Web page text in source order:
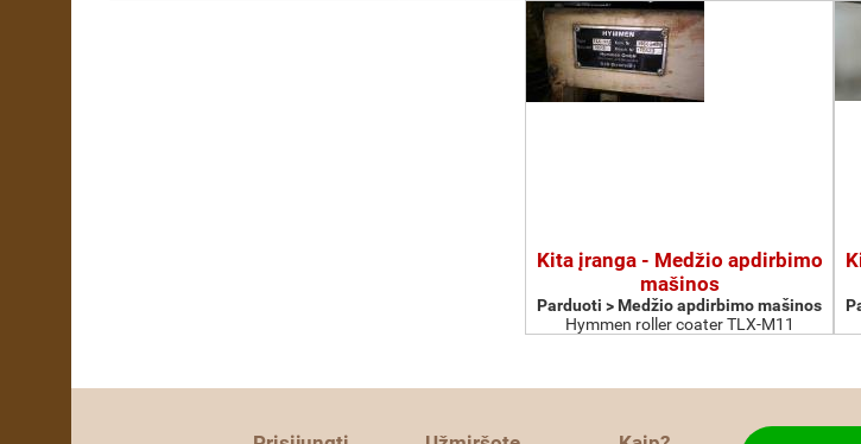
Kita įranga - Medžio apdirbimo
mašinos
Parduoti > Medžio apdirbimo mašinos
Hymmen roller coater TLX-M11